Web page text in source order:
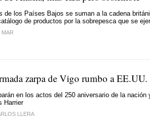
de los Países Bajos se suman a la cadena
de productos por la sobrepesca que se
MAR
zarpa de Vigo rumbo a EE.UU.
en los actos del 250 aniversario de la nación
Harrier
LLERA